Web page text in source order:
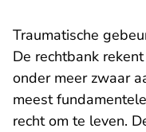
Traumatische
De rechtbank
onder meer zwaar
meest
recht om te leven.